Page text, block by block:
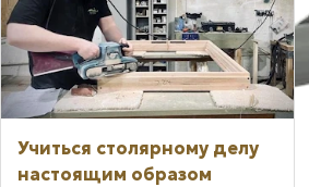
Учиться столярному делу
настоящим образом